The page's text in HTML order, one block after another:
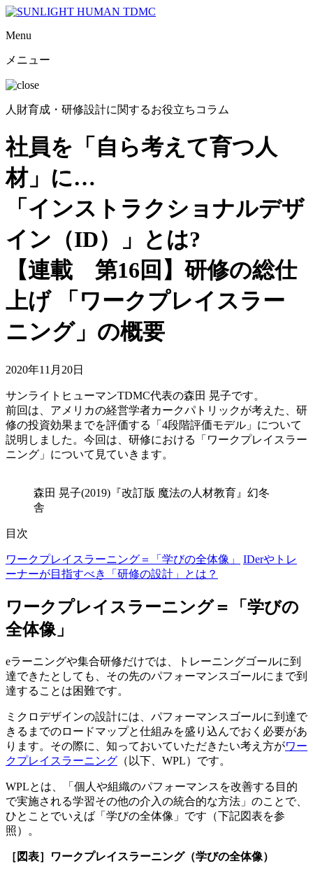
Menu
メニュー
人財育成・研修設計に関するお役立ちコラム
社員を「自ら考えて育つ人
材」に…
「インストラクショナルデザ
イン（ID）」とは?
【連載 第16回】研修の総仕
上げ 「ワークプレイスラー
ニング」の概要
2020年11月20日
サンライトヒューマンTDMC代表の森田 晃子です。
前回は、アメリカの経営学者カークパトリックが考えた、研
修の投資効果までを評価する「4段階評価モデル」について
説明しました。今回は、研修における「ワークプレイスラー
ニング」について見ていきます。
森田 晃子(2019)『改訂版 魔法の人材教育』幻冬
舎
目次
ワークプレイスラーニング＝「学びの全体像」
IDerやトレ
ーナーが目指すべき「研修の設計」とは？
ワークプレイスラーニング＝「学びの
全体像」
eラーニングや集合研修だけでは、トレーニングゴールに到
達できたとしても、その先のパフォーマンスゴールにまで到
達することは困難です。
ミクロデザインの設計には、パフォーマンスゴールに到達で
きるまでのロードマップと仕組みを盛り込んでおく必要があ
ります。その際に、知っておいていただきたい考え方がワー
クプレイスラーニング （以下、WPL）です。
WPLとは、「個人や組織のパフォーマンスを改善する目的
で実施される学習その他の介入の統合的な方法」のことで、
ひとことでいえば「学びの全体像」です（下記図表を参
照）。
［図表］ワークプレイスラーニング（学びの全体像）